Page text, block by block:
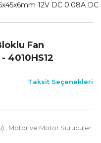
12V DC 0.08A DC
Fan
4010HS12
Taksit Seçenekleri
Motor ve Motor Sürücüler